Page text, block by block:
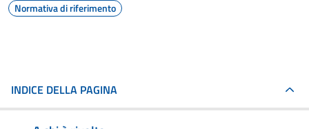
Normativa di riferimento
INDICE DELLA PAGINA